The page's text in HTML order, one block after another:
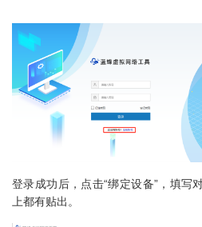
登录成功后，点击“绑定设备”，填写
上都有贴出。